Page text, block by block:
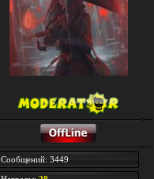
Сообщений: 3449